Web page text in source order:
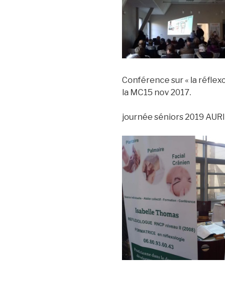
Conférence sur « la
la MC15 nov 2017.
journée séniors 2019